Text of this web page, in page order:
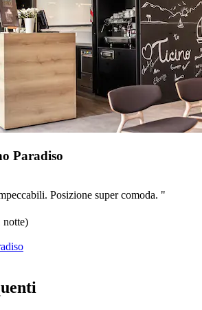
Paradiso
Posizione super comoda. "
notte)